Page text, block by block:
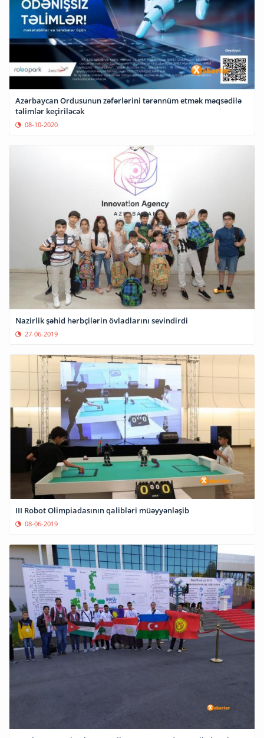
Azərbaycan Ordusunun zəfərlərini tərənnüm etmək məqsədilə
təlimlər keçiriləcək
08-10-2020
Nazirlik şəhid hərbçilərin övladlarını sevindirdi
27-06-2019
III Robot Olimpiadasının qalibləri müəyyənləşib
08-06-2019